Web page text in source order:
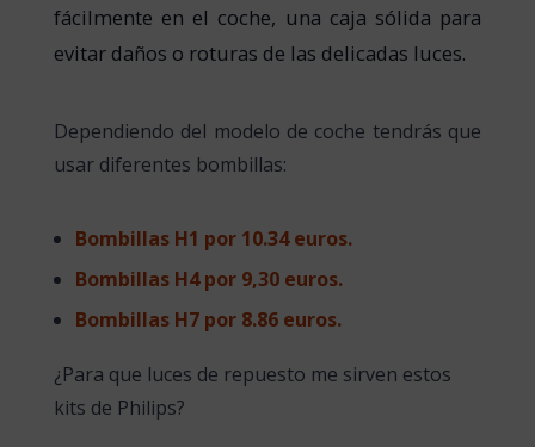
fácilmente en el coche, una caja sólida para
evitar daños o roturas de las delicadas luces.
Dependiendo del modelo de coche tendrás que
usar diferentes bombillas:
Bombillas H1 por 10.34 euros.
Bombillas H4 por 9,30 euros.
Bombillas H7 por 8.86 euros.
¿Para que luces de repuesto me sirven estos
kits de Philips?